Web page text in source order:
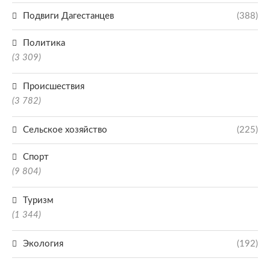
Подвиги Дагестанцев (388)
Политика
(3 309)
Происшествия
(3 782)
Сельское хозяйство (225)
Спорт
(9 804)
Туризм
(1 344)
Экология (192)